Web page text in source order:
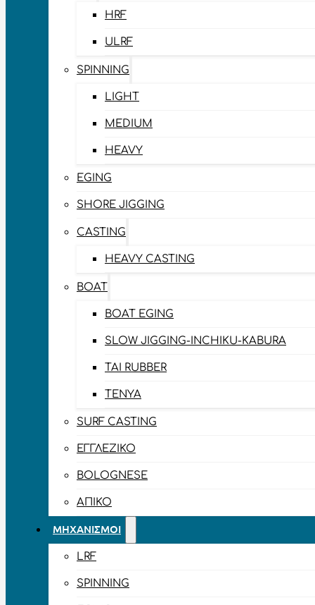
HRF
ULRF
SPINNING
LIGHT
MEDIUM
HEAVY
EGING
SHORE JIGGING
CASTING
HEAVY CASTING
BOAT
BOAT EGING
SLOW JIGGING-INCHIKU-KABURA
TAI RUBBER
TENYA
SURF CASTING
ΕΓΓΛΈΖΙΚΟ
BOLOGNESE
ΑΠΊΚΟ
ΜΗΧΑΝΙΣΜΟΊ
LRF
SPINNING